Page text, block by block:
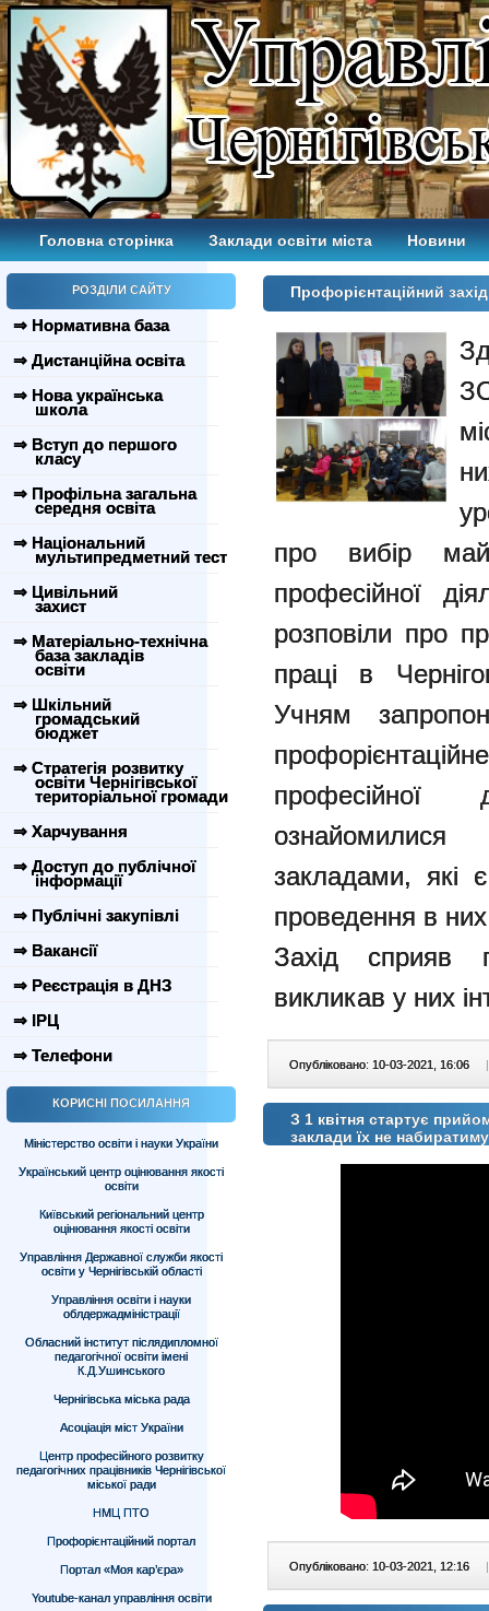
Головна сторінка Заклади освіти міста Новини
РОЗДІЛИ САЙТУ
⇒ Нормативна база
⇒ Дистанційна освіта
⇒ Нова українська
школа
⇒ Вступ до першого
класу
⇒ Профільна загальна
середня освіта
⇒ Національний
мультипредметний тест
⇒ Цивільний
захист
⇒ Матеріально-технічна
база закладів
освіти
⇒ Шкільний
громадський
бюджет
⇒ Стратегія розвитку
освіти Чернігівської
територіальної громади
⇒ Харчування
⇒ Доступ до публічної
інформації
⇒ Публічні закупівлі
⇒ Вакансії
⇒ Реєстрація в ДНЗ
⇒ ІРЦ
⇒ Телефони
КОРИСНІ ПОСИЛАННЯ
Міністерство освіти і науки України
Український центр оцінювання якості
освіти
Київський регіональний центр
оцінювання якості освіти
Управління Державної служби якості
освіти у Чернігівській області
Управління освіти і науки
облдержадміністрації
Обласний інститут післядипломної
педагогічної освіти імені
К.Д.Ушинського
Чернігівська міська рада
Асоціація міст України
Центр професійного розвитку
педагогічних працівників Чернігівської
міської ради
НМЦ ПТО
Профорієнтаційний портал
Портал «Моя кар’єра»
Youtube-канал управління освіти
Профорієнтаційний
про вибір
професійної
розповіли про
праці в
Учням
професійної
закладами, які
проведення в
Захід сприяв
викликав у них
Опубліковано: 10-03-2021, 16:06 |
З 1 квітня стартує
заклади їх не
Опубліковано: 10-03-2021, 12:16 |